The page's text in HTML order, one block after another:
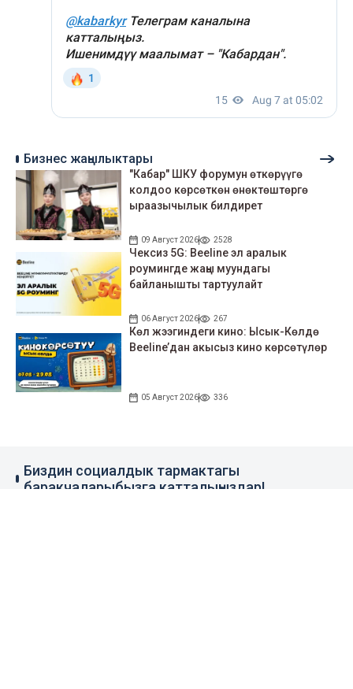
Бизнес жаңылыктары
"Кабар" ШКУ форумун өткөрүүгө
колдоо көрсөткөн өнөктөштөргө
ыраазычылык билдирет
09 Август 2026 2528
Чексиз 5G: Beeline эл аралык
роумингде жаңы муундагы
байланышты тартуулайт
06 Август 2026 267
Көл жээгиндеги кино: Ысык-Көлдө
Beeline’дан акысыз кино көрсөтүлөр
05 Август 2026 336
Биздин социалдык тармактагы
баракчаларыбызга катталыңыздар!